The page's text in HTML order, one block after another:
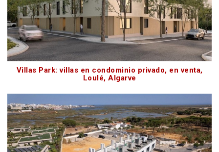
Villas Park: villas en condominio privado, en venta,
Loulé, Algarve